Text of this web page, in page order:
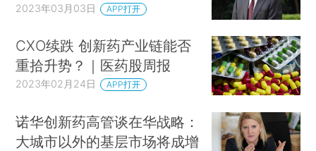
2023年03月03日 APP打开
CXO续跌 创新药产业链能否
重拾升势？｜医药股周报
2023年02月24日 APP打开
诺华创新药高管谈在华战略：
大城市以外的基层市场将成增